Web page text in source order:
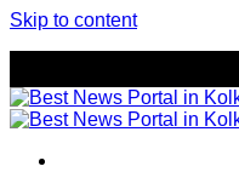
Skip to content